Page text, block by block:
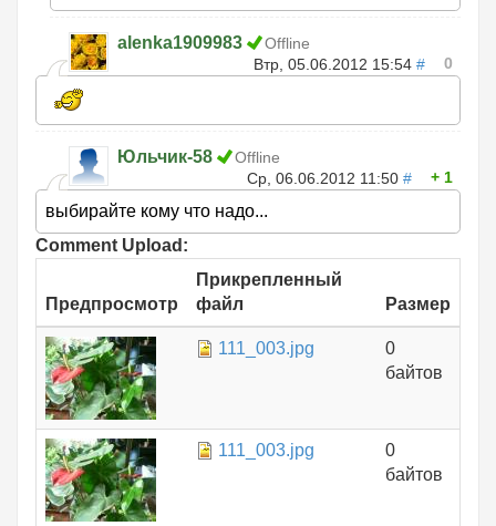
alenka1909983
Offline
Втр, 05.06.2012 15:54 # 0
Юльчик-58
Offline
Ср, 06.06.2012 11:50 # 1
выбирайте кому что надо...
Comment Upload:
Предпросмотр
Прикрепленный
файл
Размер
111_003.jpg
0
байтов
111_003.jpg
0
байтов